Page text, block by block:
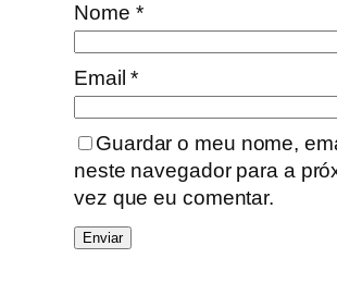
Nome *
Email*
Guardar o meu nome,
neste navegador para a
vez que eu comentar.